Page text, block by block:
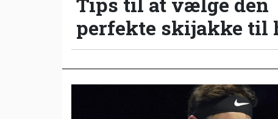
perfekte skijakke til